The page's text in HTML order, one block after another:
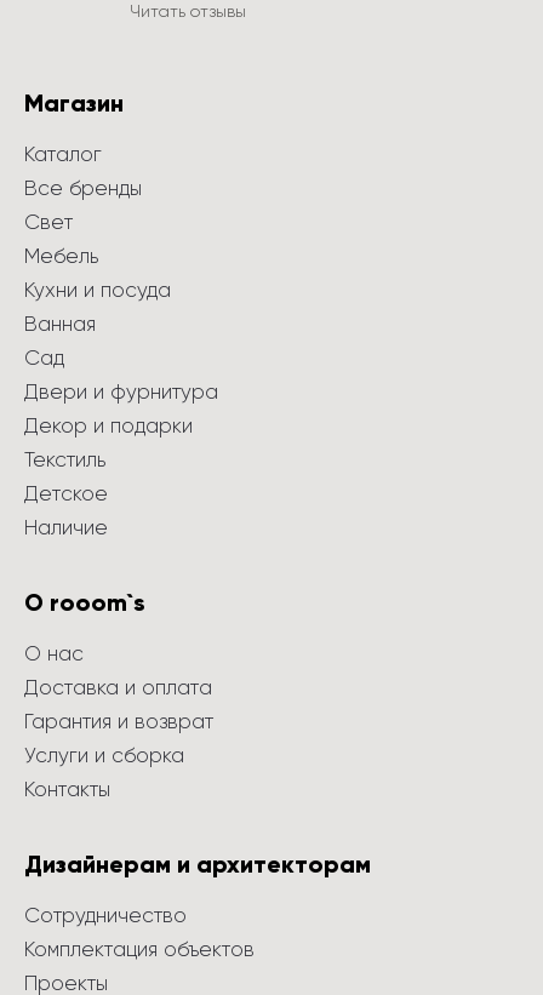
Читать отзывы
Магазин
Каталог
Все бренды
Свет
Мебель
Кухни и посуда
Ванная
Сад
Двери и фурнитура
Декор и подарки
Текстиль
Детское
Наличие
О rooom`s
О нас
Доставка и оплата
Гарантия и возврат
Услуги и сборка
Контакты
Дизайнерам и архитекторам
Сотрудничество
Комплектация объектов
Проекты